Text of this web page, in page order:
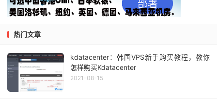
热门文章
kdatacenter：韩国VPS新手购买教程，教你
怎样购买Kdatacenter
2021-08-15